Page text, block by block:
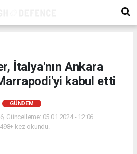
İtalya'nın Ankara
kabul etti
GÜNDEM
Güncelleme: 05.01.2024 - 12:06
kez okundu.